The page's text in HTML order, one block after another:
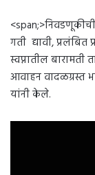
गती द्यावी, प्रलंबित
स्वप्नातील
आवाहन वादळग्रस्त
यांनी केले.